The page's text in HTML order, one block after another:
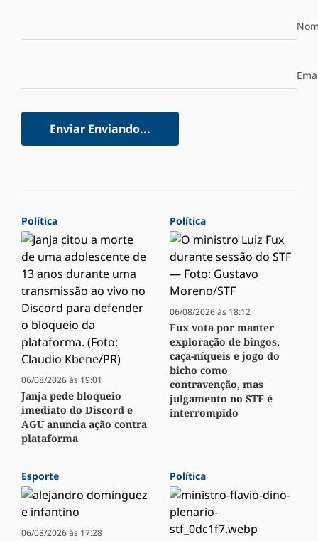
Enviar Enviando...
Política
06/08/2026 às 19:01
Janja pede bloqueio
imediato do Discord e
AGU anuncia ação contra
plataforma
Política
06/08/2026 às 18:12
Fux vota por manter
exploração de bingos,
caça-níqueis e jogo do
bicho como
contravenção, mas
julgamento no STF é
interrompido
Esporte
06/08/2026 às 17:28
Política